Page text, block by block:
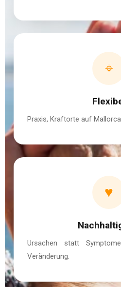
⌖
Praxis, Kraftorte auf
♥
Ursachen statt
Veränderung.